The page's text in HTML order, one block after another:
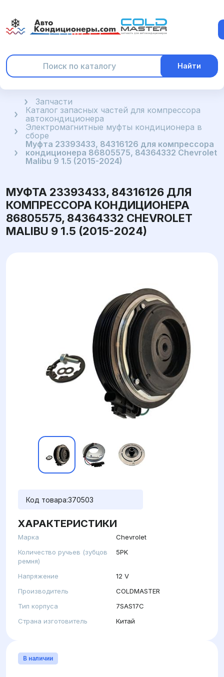
Найти
ГлавнаяЗапчасти
Каталог запасных частей для компрессора
автокондиционера
Электромагнитные муфты кондиционера в
сборе
Муфта 23393433, 84316126 для компрессора
кондиционера 86805575, 84364332 Chevrolet
Malibu 9 1.5 (2015-2024)
МУФТА 23393433, 84316126 ДЛЯ
КОМПРЕССОРА КОНДИЦИОНЕРА
86805575, 84364332 CHEVROLET
MALIBU 9 1.5 (2015-2024)
Код товара:370503
ХАРАКТЕРИСТИКИ
Марка
Chevrolet
Количество ручьев (зубцов
ремня)
5PK
Напряжение
12 V
Производитель
COLDMASTER
Тип корпуса
7SAS17C
Страна изготовитель
Китай
В наличии